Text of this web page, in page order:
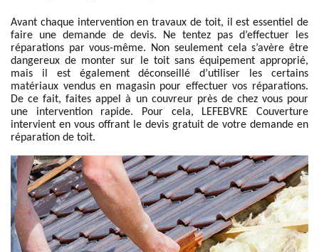
Avant chaque intervention en travaux de toit, il est essentiel de
faire une demande de devis. Ne tentez pas d’effectuer les
réparations par vous-même. Non seulement cela s’avère être
dangereux de monter sur le toit sans équipement approprié,
mais il est également déconseillé d’utiliser les certains
matériaux vendus en magasin pour effectuer vos réparations.
De ce fait, faites appel à un couvreur près de chez vous pour
une intervention rapide. Pour cela, LEFEBVRE Couverture
intervient en vous offrant le devis gratuit de votre demande en
réparation de toit.